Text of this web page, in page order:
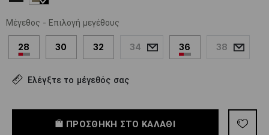
Μέγεθος - Επιλογή μεγέθους
28 30 32 34 36 38
Ελέγξτε το μέγεθός σας
ΠΡΟΣΘΉΚΗ ΣΤΟ ΚΑΛΆΘΙ